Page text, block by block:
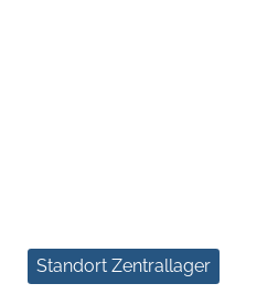
Standort Zentrallager